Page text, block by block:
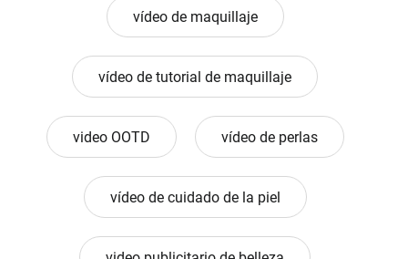
vídeo de maquillaje
vídeo de tutorial de maquillaje
video OOTD vídeo de perlas
vídeo de cuidado de la piel